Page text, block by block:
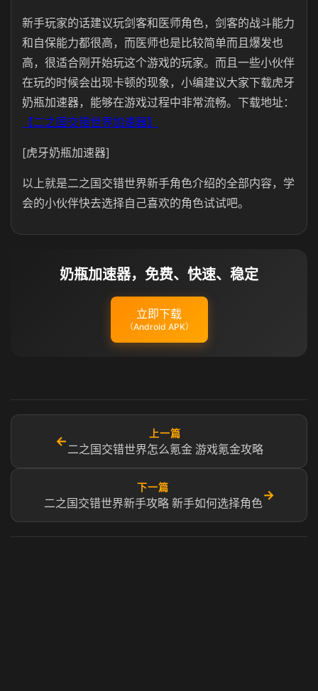
新手玩家的话建议玩剑客和医师角色，剑客的战斗能力
和自保能力都很高，而医师也是比较简单而且爆发也
高，很适合刚开始玩这个游戏的玩家。而且一些小伙伴
在玩的时候会出现卡顿的现象，小编建议大家下载虎牙
奶瓶加速器，能够在游戏过程中非常流畅。下载地址：
【二之国交错世界加速器】
[虎牙奶瓶加速器]
以上就是二之国交错世界新手角色介绍的全部内容，学
会的小伙伴快去选择自己喜欢的角色试试吧。
奶瓶加速器，免费、快速、稳定
立即下载
（Android APK）
←
上一篇
二之国交错世界怎么氪金 游戏氪金攻略
下一篇
二之国交错世界新手攻略 新手如何选择角色
→